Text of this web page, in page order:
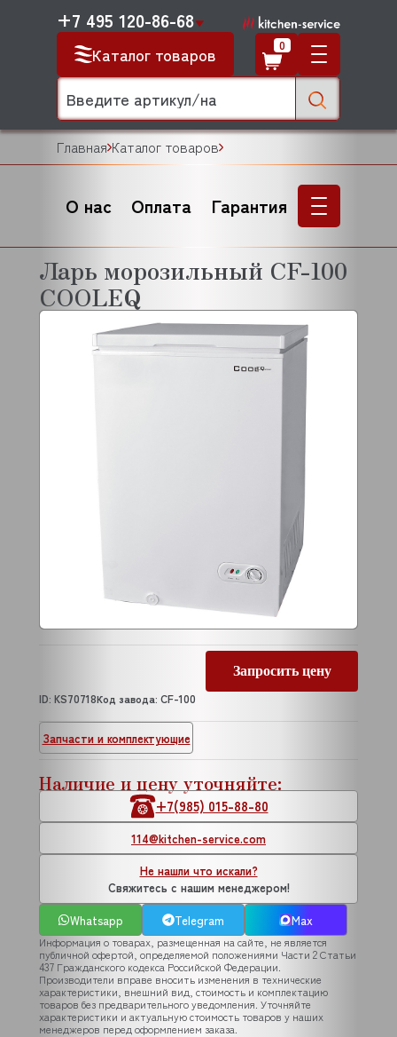
Каталог товаров
+7 495 120-86-68
0
Главная Каталог товаров
О нас Оплата Гарантия
Запчасти и комплектующие
Ларь морозильный CF-100
COOLEQ
Запросить цену
ID: KS70718Код завода: CF-100
Наличие и цену уточняйте:
+7(985) 015-88-80
114@kitchen-service.com
Не нашли что искали?
Свяжитесь с нашим менеджером!
Whatsapp
Telegram Max
Информация о товарах, размещенная на сайте, не является
публичной офертой, определяемой положениями Части 2 Статьи
437 Гражданского кодекса Российской Федерации.
Производители вправе вносить изменения в технические
характеристики, внешний вид, стоимость и комплектацию
товаров без предварительного уведомления. Уточняйте
характеристики и актуальную стоимость товаров у наших
менеджеров перед оформлением заказа.